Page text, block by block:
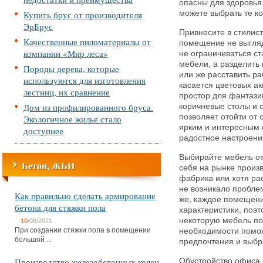
Купить брус от производителя
ЭрБрус
Качественные пиломатериалы от
компании «Мир леса»
Породы дерева, которые
используются для изготовления
лестниц, их сравнение
Дом из профилированного бруса.
Экологичное жилье стало
доступнее
Бетон, ЖБИ
Как правильно сделать армирование
бетона для стяжки пола
10/08/2021
При создании стяжки пола в помещении
большой ...
опасны для
можете выбрать те
Привнесите в
помещение не
не ограничиваться
мебели, а
или же расставить
касается цветовых
простор для
коричневые столы и
позволяет отойти от
ярким и интересным
радостное
Выбирайте мебель
себя на рынке
фабрика или хотя
не возникало
же, каждое
характеристики,
некоторую мебель
необходимости
предпочтения и
Обустройство офиса